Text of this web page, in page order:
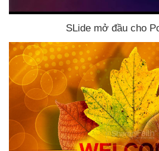
SLide mở đầu cho